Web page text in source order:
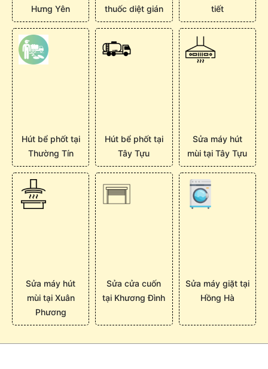
Hưng Yên
thuốc diệt gián
tiết
Hút bể phốt tại
Thường Tín
Hút bể phốt tại
Tây Tựu
Sửa máy hút
mùi tại Tây Tựu
Sửa máy hút
mùi tại Xuân
Phương
Sửa cửa cuốn
tại Khương Đình
Sửa máy giặt tại
Hồng Hà